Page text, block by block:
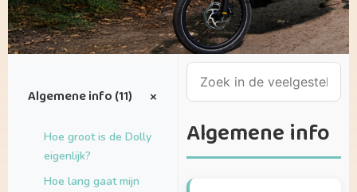
Algemene info (11) +
Hoe groot is de Dolly
eigenlijk?
Hoe lang gaat mijn
Algemene info